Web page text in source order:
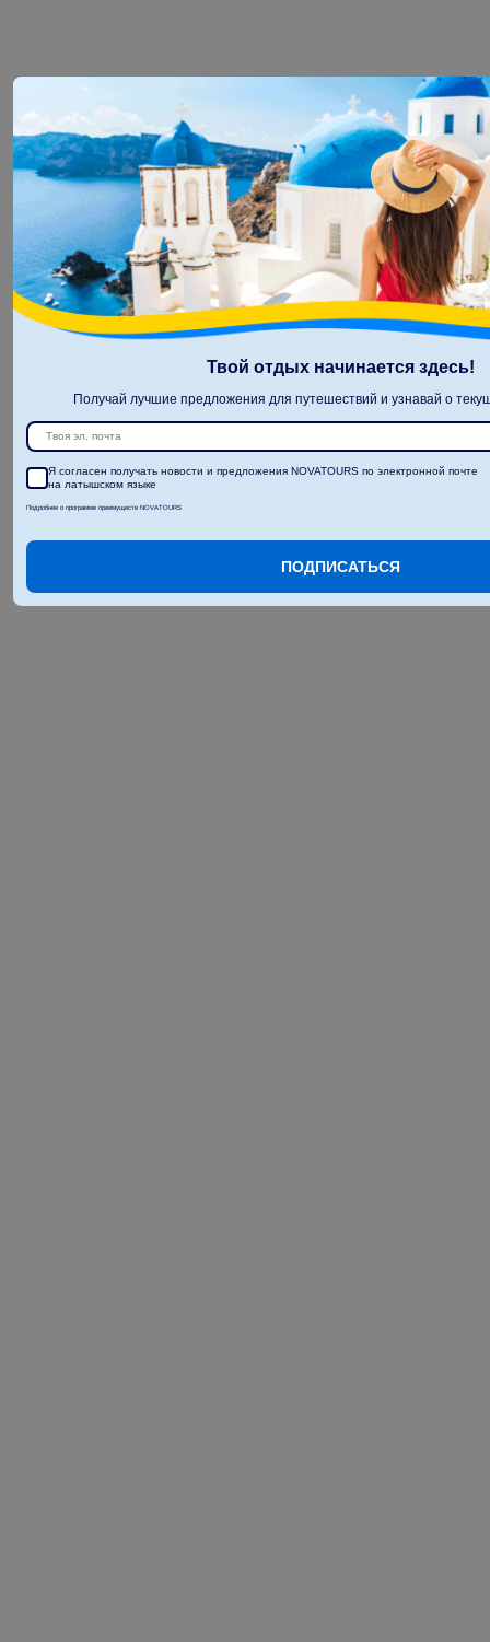
Твой отдых начинается здесь!
Получай лучшие предложения для путешествий и узнавай о
Я согласен получать новости и предложения NOVATOURS по электронной почте
на латышском языке
Подробнее о программе преимуществ NOVATOURS
ПОДПИСАТЬСЯ